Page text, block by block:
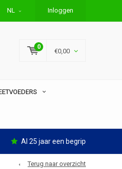
NL Inloggen
0
€0,00
Al 25 jaar een begrip
Terug naar overzicht